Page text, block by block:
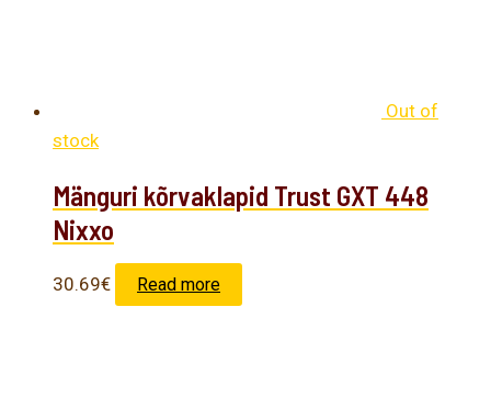
Out of
stock
Mänguri kõrvaklapid Trust GXT 448
Nixxo
30.69€ Read more